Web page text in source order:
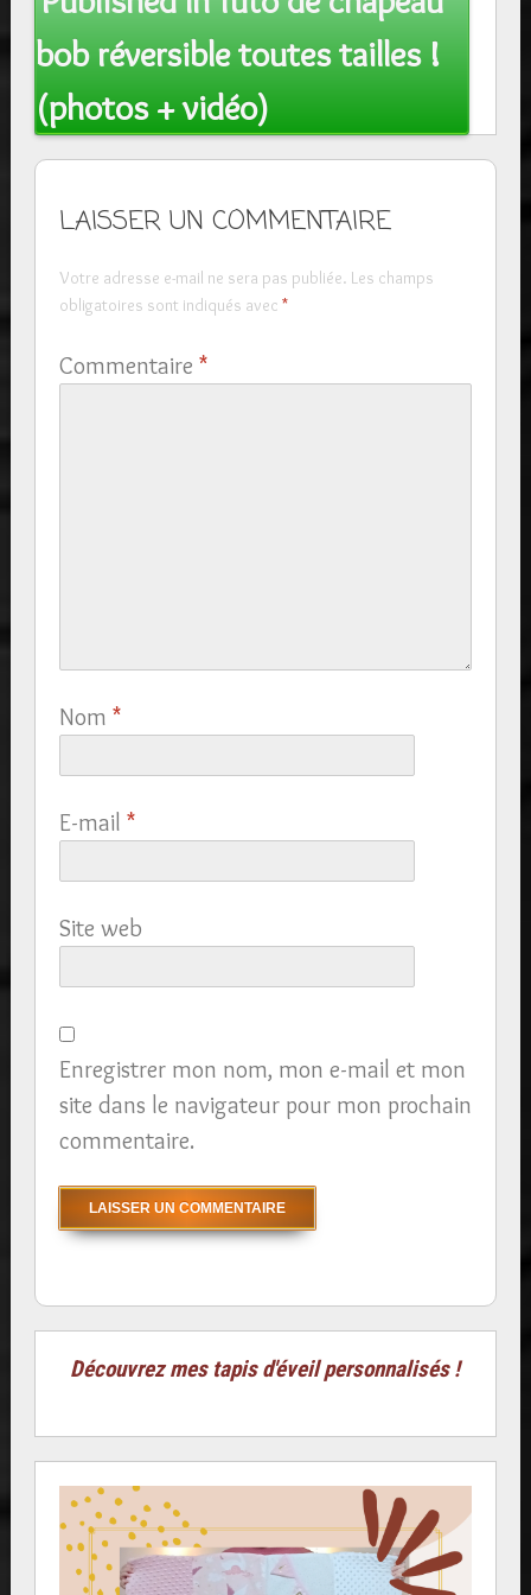
navigation
bob réversible toutes tailles !
(photos + vidéo)
LAISSER UN COMMENTAIRE
Votre adresse e-mail ne sera pas publiée. Les champs
obligatoires sont indiqués avec *
Commentaire *
Nom *
E-mail *
Site web
Enregistrer mon nom, mon e-mail et mon
site dans le navigateur pour mon prochain
commentaire.
Découvrez mes tapis d'éveil personnalisés !